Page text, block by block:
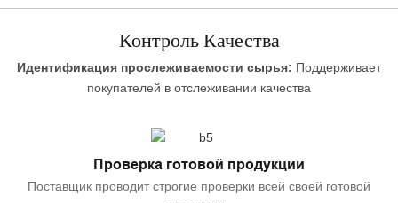
Контроль Качества
Идентификация прослеживаемости сырья: Поддерживает
покупателей в отслеживании качества
Проверка готовой продукции
Поставщик проводит строгие проверки всей своей готовой